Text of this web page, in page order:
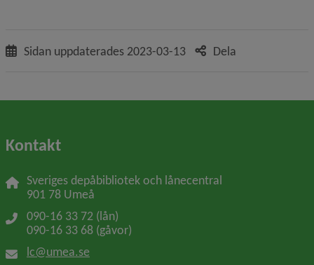
Sidan uppdaterades 2023-03-13 Dela
Kontakt
Sveriges depåbibliotek och lånecentral
901 78 Umeå
090-16 33 72 (lån)
090-16 33 68 (gåvor)
lc@umea.se